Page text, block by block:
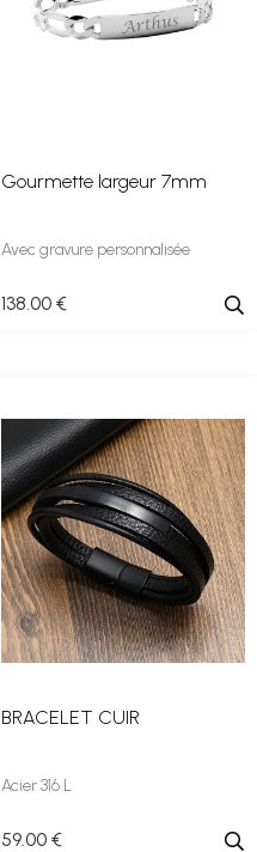
Gourmette largeur 7mm
Avec gravure personnalisée
138 .00 €
BRACELET CUIR
Acier 316 L
59.00 €